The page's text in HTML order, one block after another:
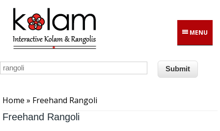
Skip to main content
MENU
Home » Freehand Rangoli
Freehand Rangoli